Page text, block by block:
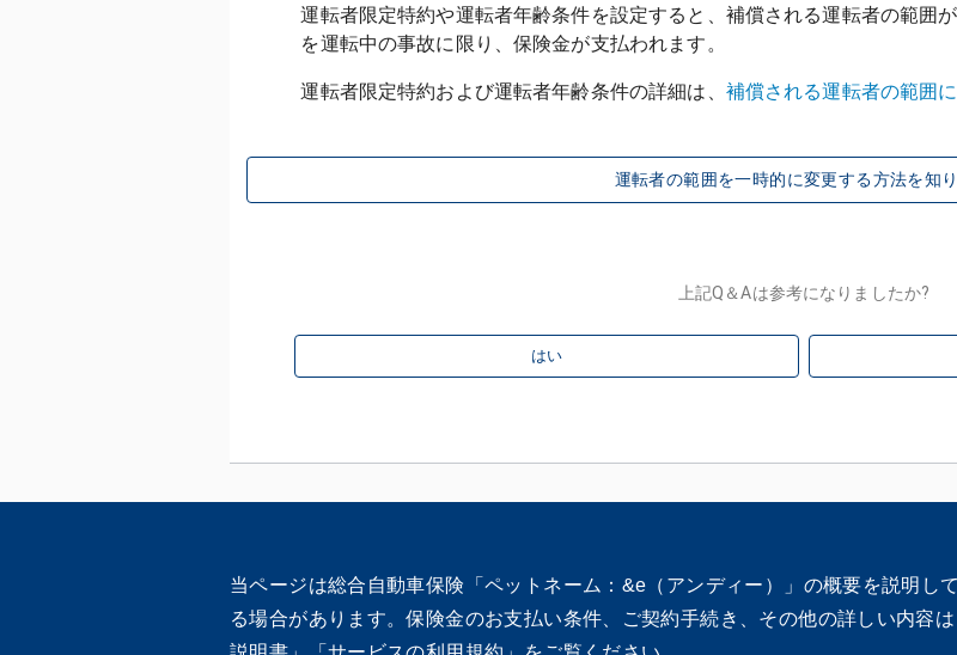
運転者限定特約や運転者年齢条件を設定すると、補償される運転者の範囲
運転者限定特約および運転者年齢条件の詳細は、 補償される運転者の範囲
運転者の範囲を一時的に変更する方法を知
上記Q＆Aは参考になりましたか?
はい
当ページは総合自動車保険「ペットネーム：&e（アンディー）」の概要を説明し
る場合があります。保険金のお支払い条件、ご契約手続き、その他の詳しい内容